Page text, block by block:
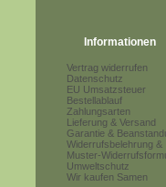
Informationen
Vertrag widerrufen
Datenschutz
EU Umsatzsteuer
Bestellablauf
Zahlungsarten
Lieferung & Versand
Garantie &
Widerrufsbelehrung &
Muster-
Umweltschutz
Wir kaufen Samen